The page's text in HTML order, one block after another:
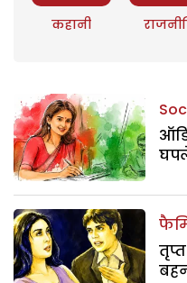
कहानी